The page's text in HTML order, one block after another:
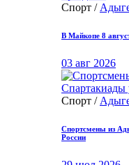
Спорт /
В Майкопе 8
03 авг 2026
Спорт /
Спортсмены из
России